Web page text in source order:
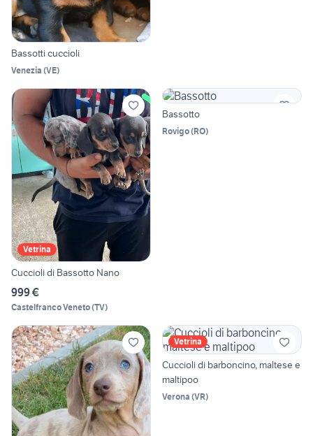
Bassotti cuccioli
Venezia (VE)
Vetrina
Cuccioli di Bassotto Nano
999 €
Castelfranco Veneto(TV)
Bassotto
Rovigo(RO)
Vetrina
Cuccioli di barboncino, maltese e
maltipoo
Verona (VR)